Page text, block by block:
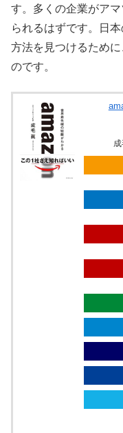
す。多くの企業がア
られるはずです。日
方法を見つけるため
のです。